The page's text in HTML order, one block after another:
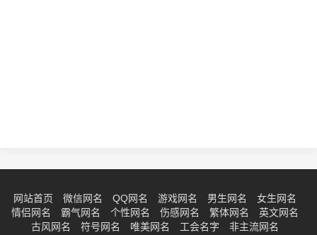
网站首页 微信网名 QQ网名 游戏网名 男生网名
女生网名
情侣网名
霸气网名 个性网名 伤感网名 繁体网名
英文网名
古风网名
符号网名 唯美网名 工会名字 非主流网名